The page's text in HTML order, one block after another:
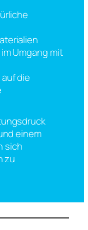
Umgang mit
die
einem
sich
zu